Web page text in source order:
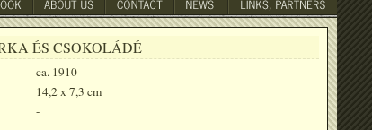
ÉS CSOKOLÁDÉ
ca. 1910
14,2 x 7,3 cm
-